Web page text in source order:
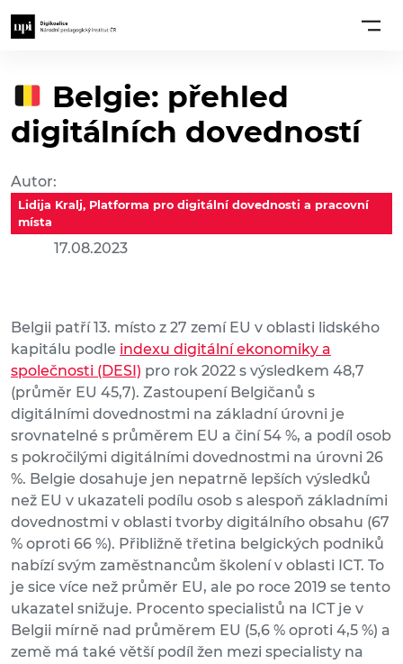
Belgie: přehled
digitálních dovedností
Autor:
Lidija Kralj, Platforma pro digitální dovednosti a pracovní
místa
17.08.2023
Belgii patří 13. místo z 27 zemí EU v oblasti lidského
kapitálu podle indexu digitální ekonomiky a
společnosti (DESI) pro rok 2022 s výsledkem 48,7
(průměr EU 45,7). Zastoupení Belgičanů s
digitálními dovednostmi na základní úrovni je
srovnatelné s průměrem EU a činí 54 %, a podíl osob
s pokročilými digitálními dovednostmi na úrovni 26
%. Belgie dosahuje jen nepatrně lepších výsledků
než EU v ukazateli podílu osob s alespoň základními
dovednostmi v oblasti tvorby digitálního obsahu (67
% oproti 66 %). Přibližně třetina belgických podniků
nabízí svým zaměstnancům školení v oblasti ICT. To
je sice více než průměr EU, ale po roce 2019 se tento
ukazatel snižuje. Procento specialistů na ICT je v
Belgii mírně nad průměrem EU (5,6 % oproti 4,5 %) a
země má také větší podíl žen mezi specialisty na